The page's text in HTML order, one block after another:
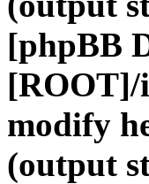
[phpBB
[ROOT]/
modify
(output